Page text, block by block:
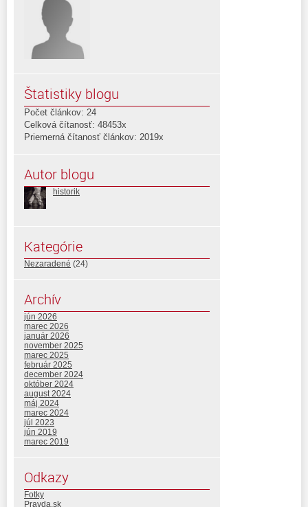
Štatistiky blogu
Počet článkov: 24
Celková čítanosť: 48453x
Priemerná čítanosť článkov: 2019x
Autor blogu
historik
Kategórie
Nezaradené (24)
Archív
jún 2026
marec 2026
január 2026
november 2025
marec 2025
február 2025
december 2024
október 2024
august 2024
máj 2024
marec 2024
júl 2023
jún 2019
marec 2019
Odkazy
Fotky
Pravda.sk